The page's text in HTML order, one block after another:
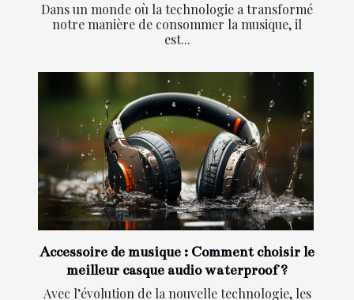
Dans un monde où la technologie a transformé
notre manière de consommer la musique, il
est...
Accessoire de musique : Comment choisir le
meilleur casque audio waterproof ?
Avec l’évolution de la nouvelle technologie, les